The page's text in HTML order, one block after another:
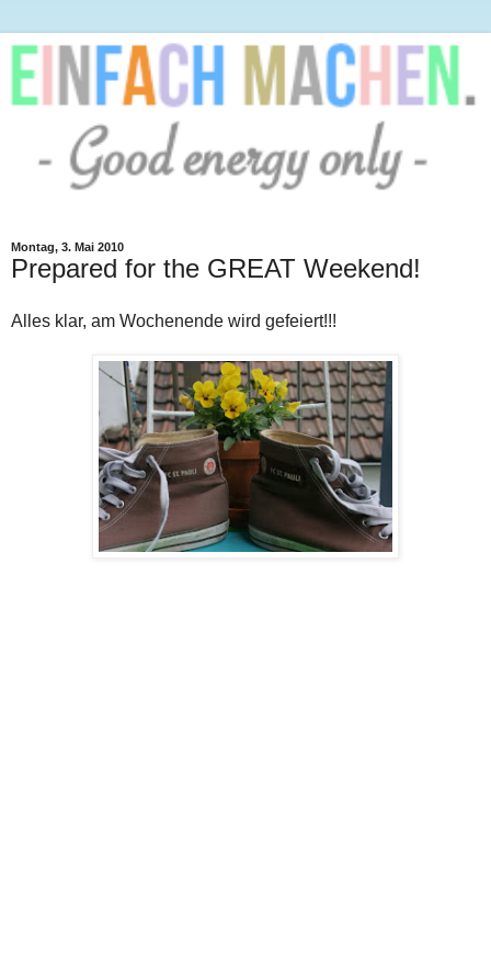
Montag, 3. Mai 2010
Prepared for the GREAT Weekend!
Alles klar, am Wochenende wird gefeiert!!!